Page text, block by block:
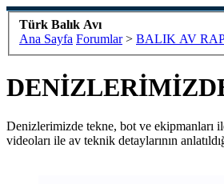
Türk Balık Avı
Ana Sayfa Forumlar > BALIK AV
Denizlerimizde tekne, bot ve ekipmanları
videoları ile av teknik detaylarının